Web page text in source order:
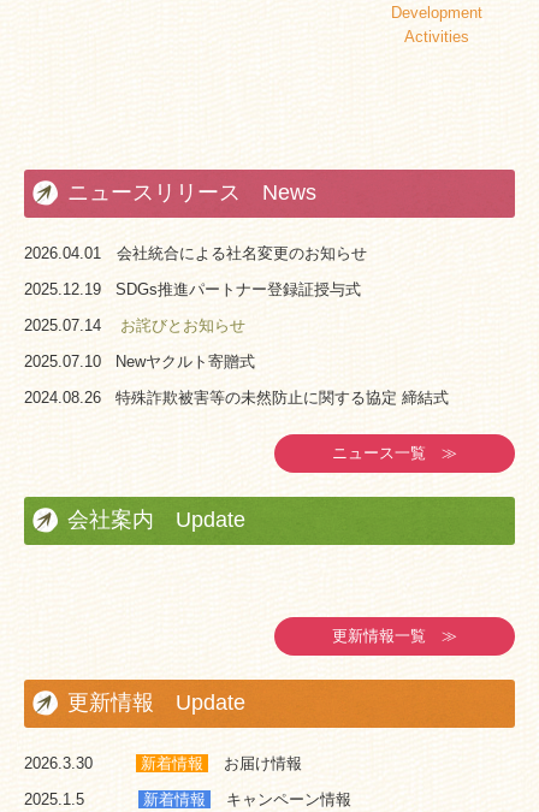
Development
Activities
ニュースリリース News
2026.04.01 会社統合による社名変更のお知らせ
2025.12.19 SDGs推進パートナー登録証授与式
2025.07.14 お詫びとお知らせ
2025.07.10 Newヤクルト寄贈式
2024.08.26 特殊詐欺被害等の未然防止に関する協定 締結式
ニュース一覧 ≫
会社案内 Update
更新情報一覧 ≫
更新情報 Update
2026.3.30 新着情報
お届け情報
2025.1.5
新着情報
キャンペーン情報